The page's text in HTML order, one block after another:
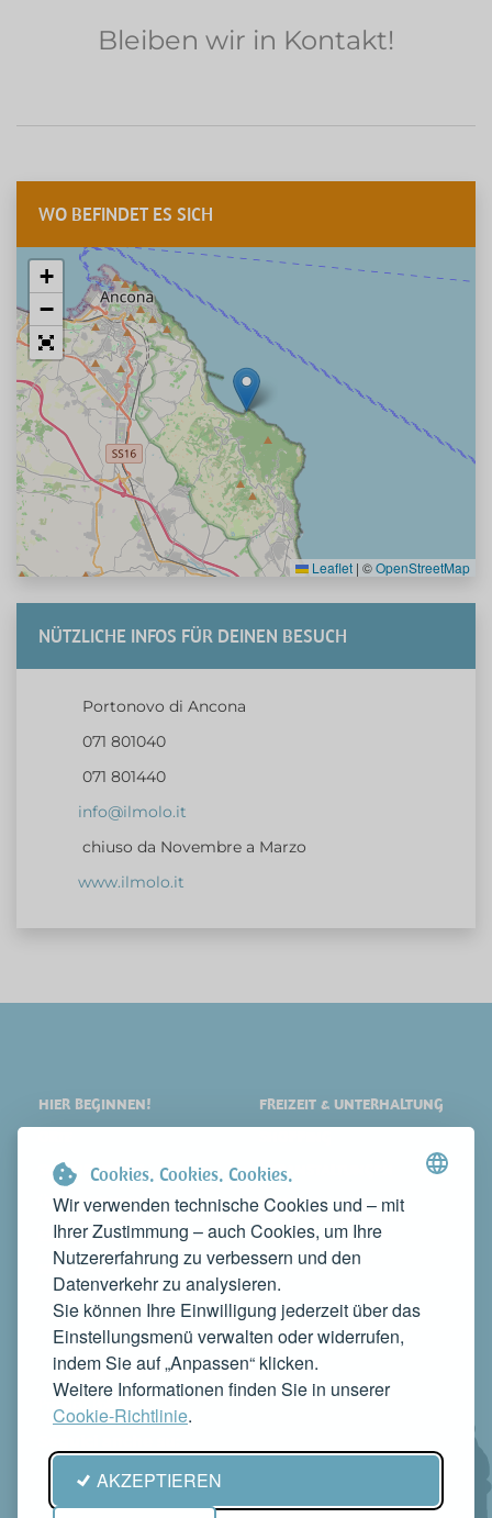
Cookies. Cookies. Cookies.
Wir verwenden technische Cookies und – mit
Ihrer Zustimmung – auch Cookies, um Ihre
Nutzererfahrung zu verbessern und den
Datenverkehr zu analysieren.
Sie können Ihre Einwilligung jederzeit über das
Einstellungsmenü verwalten oder widerrufen,
indem Sie auf „Anpassen“ klicken.
Weitere Informationen finden Sie in unserer
Cookie-Richtlinie.
AKZEPTIEREN
Bleiben wir in Kontakt!
WO BEFINDET ES SICH
+
−
Leaflet | ©OpenStreetMap
NÜTZLICHE INFOS FÜR DEINEN BESUCH
Portonovo di Ancona
071 801040
071 801440
info@ilmolo.it
chiuso da Novembre a Marzo
www.ilmolo.it
HIER BEGINNEN!
SEHENSWERTES
ÜBERNACHTEN
ESSEN
FREIZEIT & UNTERHALTUNG
VERANSTALTUNGEN
NEWS
WEB TV
KONTAKTE
MACHEN SIE IHR UNTERNEHMEN BEKANNT
KONTAKTIEREN SIE UNS, UM ES AUF DIESER WEBSITE ZU
PRÄSENTIEREN
info@rivieradelconero.tv